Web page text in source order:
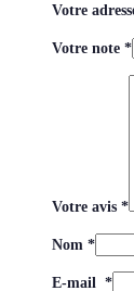
Votre
Votre note *
Votre avis *
Nom *
E-mail *